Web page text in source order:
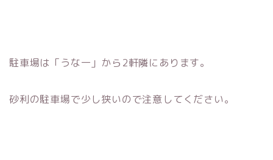
駐車場は「うな一」から2軒隣にあります。
砂利の駐車場で少し狭いので注意してください。